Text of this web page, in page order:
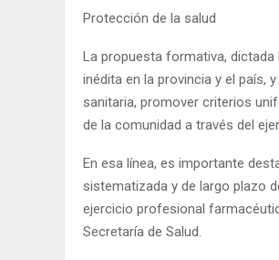
Protección de la salud
La propuesta formativa,
inédita en la provincia y el país,
sanitaria, promover criterios
de la comunidad a través del
En esa línea, es importante
sistematizada y de largo plazo
ejercicio profesional
Secretaría de Salud.